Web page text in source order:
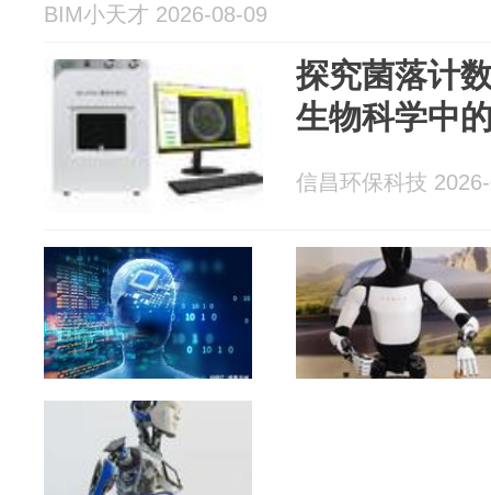
BIM小天才 2026-08-09
探究菌落计
生物科学中
信昌环保科技